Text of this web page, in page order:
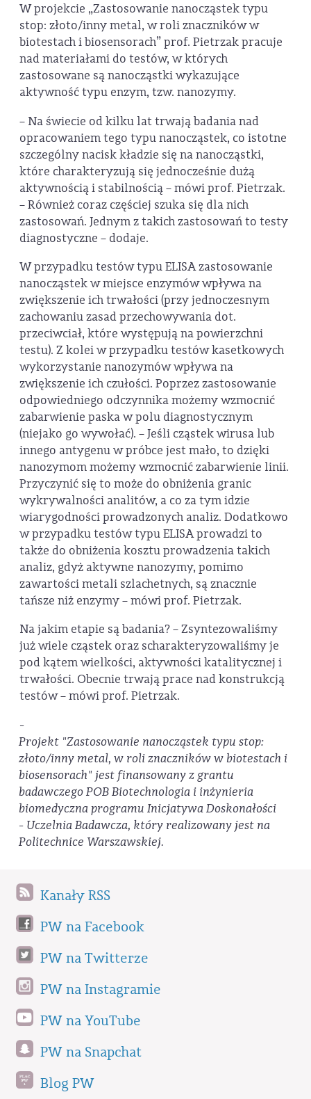
W projekcie „Zastosowanie nanocząstek typu
stop: złoto/inny metal, w roli znaczników w
biotestach i biosensorach” prof. Pietrzak pracuje
nad materiałami do testów, w których
zastosowane są nanocząstki wykazujące
aktywność typu enzym, tzw. nanozymy.
– Na świecie od kilku lat trwają badania nad
opracowaniem tego typu nanocząstek, co istotne
szczególny nacisk kładzie się na nanocząstki,
które charakteryzują się jednocześnie dużą
aktywnością i stabilnością – mówi prof. Pietrzak.
– Również coraz częściej szuka się dla nich
zastosowań. Jednym z takich zastosowań to testy
diagnostyczne – dodaje.
W przypadku testów typu ELISA zastosowanie
nanocząstek w miejsce enzymów wpływa na
zwiększenie ich trwałości (przy jednoczesnym
zachowaniu zasad przechowywania dot.
przeciwciał, które występują na powierzchni
testu). Z kolei w przypadku testów kasetkowych
wykorzystanie nanozymów wpływa na
zwiększenie ich czułości. Poprzez zastosowanie
odpowiedniego odczynnika możemy wzmocnić
zabarwienie paska w polu diagnostycznym
(niejako go wywołać). – Jeśli cząstek wirusa lub
innego antygenu w próbce jest mało, to dzięki
nanozymom możemy wzmocnić zabarwienie linii.
Przyczynić się to może do obniżenia granic
wykrywalności analitów, a co za tym idzie
wiarygodności prowadzonych analiz. Dodatkowo
w przypadku testów typu ELISA prowadzi to
także do obniżenia kosztu prowadzenia takich
analiz, gdyż aktywne nanozymy, pomimo
zawartości metali szlachetnych, są znacznie
tańsze niż enzymy – mówi prof. Pietrzak.
Na jakim etapie są badania? – Zsyntezowaliśmy
już wiele cząstek oraz scharakteryzowaliśmy je
pod kątem wielkości, aktywności katalitycznej i
trwałości. Obecnie trwają prace nad konstrukcją
testów – mówi prof. Pietrzak.
-
Projekt "Zastosowanie nanocząstek typu stop:
złoto/inny metal, w roli znaczników w biotestach i
biosensorach" jest finansowany z grantu
badawczego POB Biotechnologia i inżynieria
biomedyczna programuInicjatywa Doskonałości
- Uczelnia Badawcza, który realizowany jest na
Politechnice Warszawskiej.
Kanały RSS
PW na Facebook
PW na Twitterze
PW na Instagramie
PW na YouTube
PW na Snapchat
Blog PW